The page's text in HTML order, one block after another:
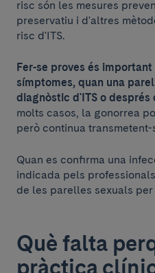
risc són les mesures
preservatiu i d'altres
risc d'ITS.
Fer-se proves és
símptomes, quan una
diagnòstic d'ITS o després
molts casos, la gonorrea
però continua transmetent-
Quan es confirma una
indicada pels
de les parelles sexuals
Què falta
pràctica